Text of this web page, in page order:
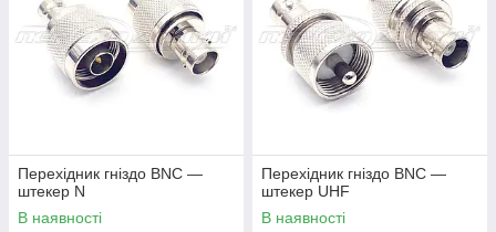
Перехідник гніздо BNC —
штекер N
В наявності
Перехідник гніздо BNC —
штекер UHF
В наявності